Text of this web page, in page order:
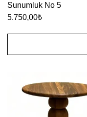
Sunumluk No 5
5.750,00₺